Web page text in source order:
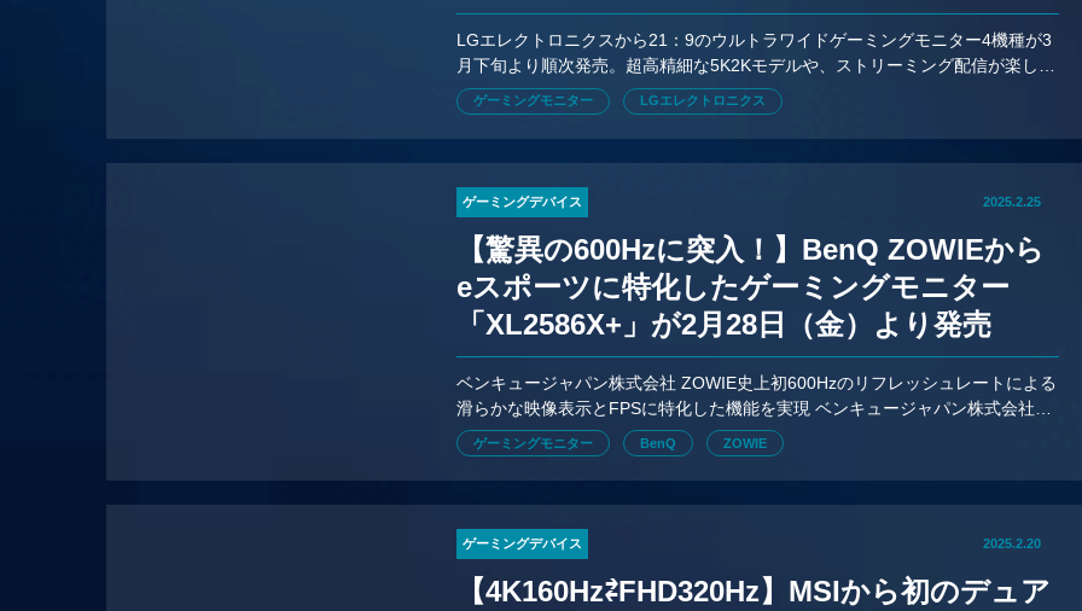
ター4機種が3月中旬より発売
LGエレクトロニクスから21：9のウルトラワイドゲーミングモニター4機種が3
月下旬より順次発売。超高精細な5K2Kモデルや、ストリーミング配信が楽しめ
るwebOS搭載モデルなど用途に合わせて選べるラインアップとなっている
ゲーミングモニター LGエレクトロニクス
ゲーミングデバイス 2025.2.25
【驚異の600Hzに突入！】BenQ ZOWIEから
eスポーツに特化したゲーミングモニター
「XL2586X+」が2月28日（金）より発売
ベンキュージャパン株式会社 ZOWIE史上初600Hzのリフレッシュレートによる
滑らかな映像表示とFPSに特化した機能を実現 ベンキュージャパン株式会社
（本社：東京都千代田区 以下：BenQ）は、最上級のプロ向けゲーミン
ゲーミングモニター BenQ ZOWIE
ゲーミングデバイス 2025.2.20
【4K160Hz⇄FHD320Hz】MSIから初のデュア